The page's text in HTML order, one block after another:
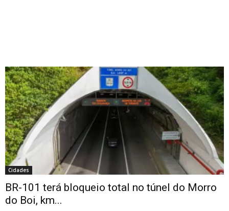
Cidades
BR-101 terá bloqueio total no túnel do Morro
do Boi, km...